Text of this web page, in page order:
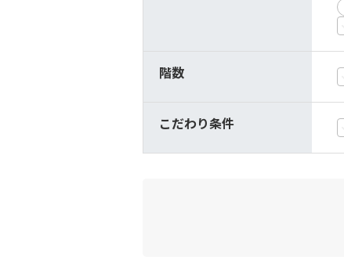
階数
こだわり条件